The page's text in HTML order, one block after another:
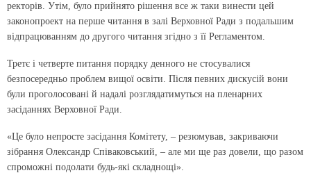
ректорів. Утім, було прийнято рішення все ж таки винести цей
законопроект на перше читання в залі Верховної Ради з подальшим
відпрацюванням до другого читання згідно з її Регламентом.
Третє і четверте питання порядку денного не стосувалися
безпосередньо проблем вищої освіти. Після певних дискусій вони
були проголосовані й надалі розглядатимуться на пленарних
засіданнях Верховної Ради.
«Це було непросте засідання Комітету, – резюмував, закриваючи
зібрання Олександр Співаковський, – але ми ще раз довели, що разом
спроможні подолати будь-які складнощі».